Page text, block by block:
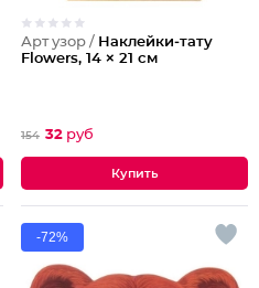
Арт узор / Наклейки‒тату
Flowers, 14 × 21 см
154 32 руб
-72%